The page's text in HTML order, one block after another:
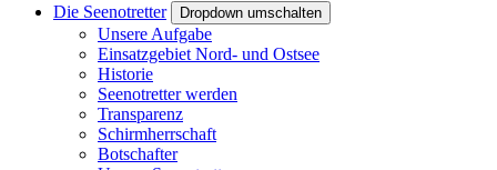
Die Seenotretter Dropdown umschalten
Unsere Aufgabe
Einsatzgebiet Nord- und Ostsee
Historie
Seenotretter werden
Transparenz
Schirmherrschaft
Botschafter